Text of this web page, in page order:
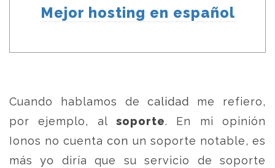
Mejor hosting en español
Cuando hablamos de calidad me refiero,
por ejemplo, al soporte. En mi opinión
Ionos no cuenta con un soporte notable, es
más yo diría que su servicio de soporte